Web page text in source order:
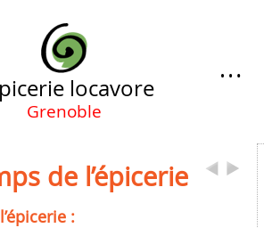
…
locavore
Grenoble
de l’épicerie
: